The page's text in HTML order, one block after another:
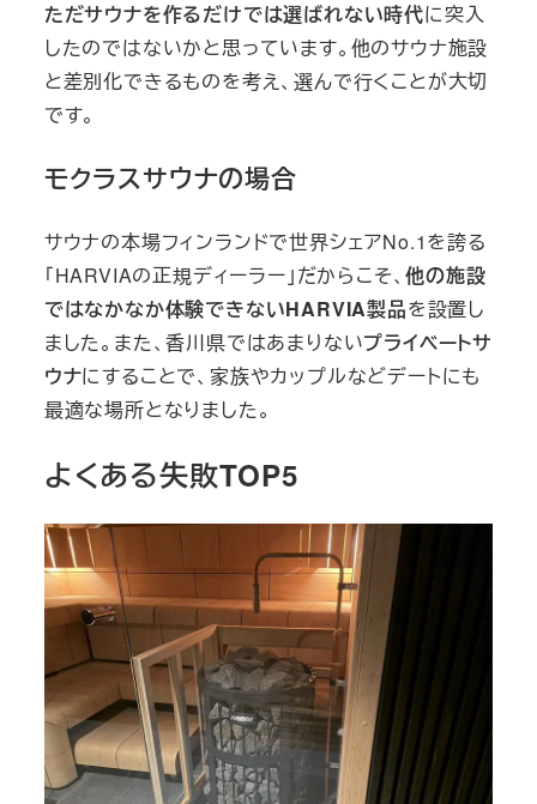
ただサウナを作るだけでは選ばれない時代に突入
したのではないかと思っています。他のサウナ施設
と差別化できるものを考え、選んで行くことが大切
です。
モクラスサウナの場合
サウナの本場フィンランドで世界シェアNo.1を誇る
「HARVIAの正規ディーラー」だからこそ、他の施設
ではなかなか体験できないHARVIA製品を設置し
ました。また、香川県ではあまりないプライベートサ
ウナにすることで、家族やカップルなどデートにも
最適な場所となりました。
よくある失敗TOP5